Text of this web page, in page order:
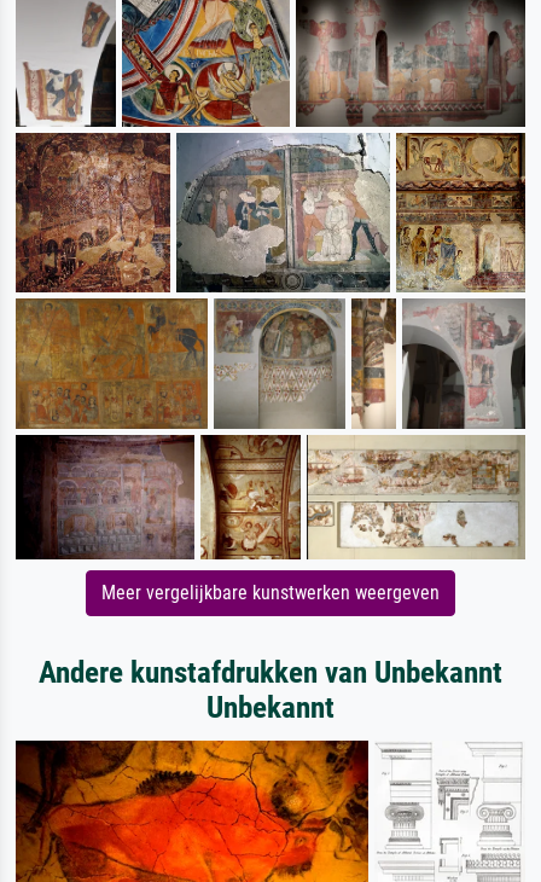
Meer vergelijkbare kunstwerken weergeven
Andere kunstafdrukken van Unbekannt
Unbekannt